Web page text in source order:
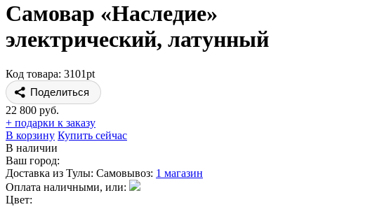
Самовар «Наследие»
электрический, латунный
Код товара: 3101pt
Поделиться
22 800 руб.
+ подарки к заказу
В корзину Купить сейчас
В наличии
Ваш город:
Доставка из Тулы: Самовывоз: 1 магазин
Оплата наличными, или:
Цвет: